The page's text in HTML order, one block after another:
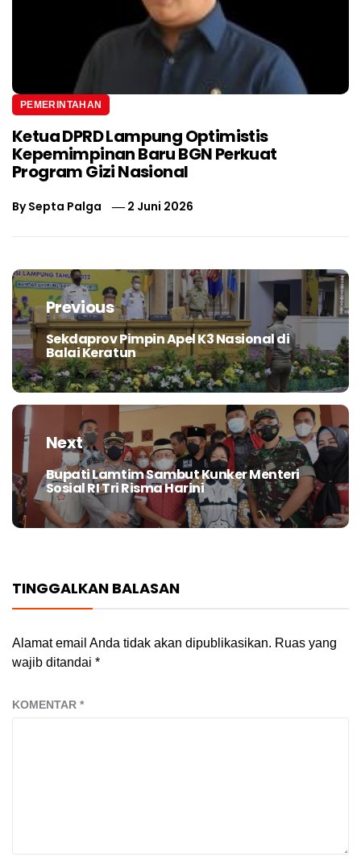
PEMERINTAHAN
Ketua DPRD Lampung Optimistis
Kepemimpinan Baru BGN Perkuat
Program Gizi Nasional
BySepta Palga 2 Juni 2026
Navigasi
posPrevious
Previous
post:
Sekdaprov Pimpin Apel K3 Nasional di
Balai Keratun
Next
Next
post:
Bupati Lamtim Sambut Kunker Menteri
Sosial RI Tri Risma Harini
TINGGALKAN BALASAN
Alamat email Anda tidak akan dipublikasikan. Ruas yang
wajib ditandai *
KOMENTAR *